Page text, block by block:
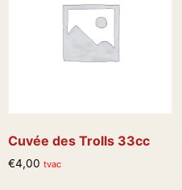
Cuvée des Trolls 33cc
€4,00 tvac